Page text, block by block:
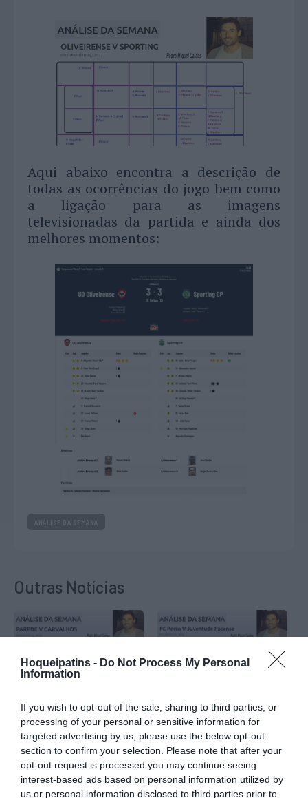
Hoqueipatins - Do Not Process My Personal
Information
If you wish to opt-out of the sale, sharing to third parties, or
processing of your personal or sensitive information for
targeted advertising by us, please use the below opt-out
section to confirm your selection. Please note that after your
opt-out request is processed you may continue seeing
interest-based ads based on personal information utilized by
us or personal information disclosed to third parties prior to
Aqui abaixo encontra a descrição de
todas as ocorrências do jogo bem como
a ligação para as imagens
televisionadas da partida e ainda dos
melhores momentos:
Outras Notícias
Análise da Semana:
Parede-Carvalhos, Taça
de Portugal…
Análise da Semana:
Porto-Pacense,
Campeonato Placard…